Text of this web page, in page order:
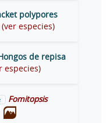
polypores
(ver especies)
de repisa
especies)
Fomitopsis